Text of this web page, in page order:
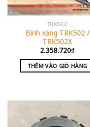
TRK502
Bình xăng TRK502 /
TRK502X
2.358.720₫
THÊM VÀO GIỎ HÀNG